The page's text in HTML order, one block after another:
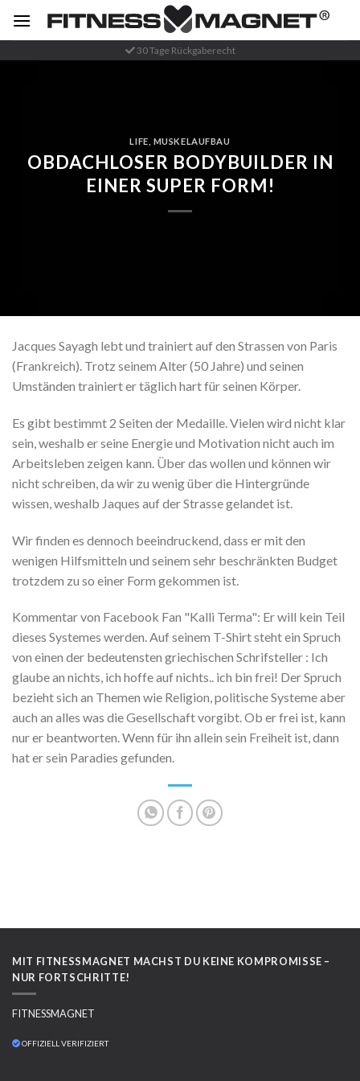
Inhalt
30 Tage Rückgaberecht
LIFE MUSKELAUFBAU
OBDACHLOSER BODYBUILDER IN
EINER SUPER FORM!
Jacques Sayagh lebt und trainiert auf den Strassen von Paris
(Frankreich). Trotz seinem Alter (50 Jahre) und seinen
Umständen trainiert er täglich hart für seinen Körper.
Es gibt bestimmt 2 Seiten der Medaille. Vielen wird nicht klar
sein, weshalb er seine Energie und Motivation nicht auch im
Arbeitsleben zeigen kann. Über das wollen und können wir
nicht schreiben, da wir zu wenig über die Hintergründe
wissen, weshalb Jaques auf der Strasse gelandet ist.
Wir finden es dennoch beeindruckend, dass er mit den
wenigen Hilfsmitteln und seinem sehr beschränkten Budget
trotzdem zu so einer Form gekommen ist.
Kommentar von Facebook Fan "Kalli Terma": Er will kein Teil
dieses Systemes werden. Auf seinem T-Shirt steht ein Spruch
von einen der bedeutensten griechischen Schrifsteller : Ich
glaube an nichts, ich hoffe auf nichts.. ich bin frei! Der Spruch
bezieht sich an Themen wie Religion, politische Systeme aber
auch an alles was die Gesellschaft vorgibt. Ob er frei ist, kann
nur er beantworten. Wenn für ihn allein sein Freiheit ist, dann
hat er sein Paradies gefunden.
MIT FITNESSMAGNET MACHST DU KEINE KOMPROMISSE –
NUR FORTSCHRITTE!
FITNESSMAGNET
OFFIZIELL VERIFIZIERT